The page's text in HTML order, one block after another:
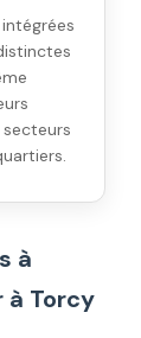
à
à Torcy